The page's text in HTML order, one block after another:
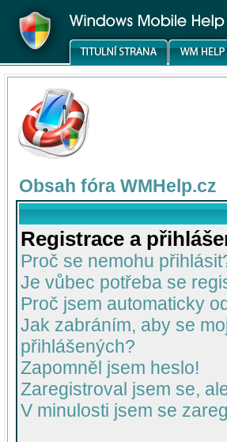
Obsah fóra WMHelp.cz
Registrace a
Proč se nemohu
Je vůbec potřeba se
Proč jsem automaticky
Jak zabráním, aby se
přihlášených?
Zapomněl jsem heslo!
Zaregistroval jsem se,
V minulosti jsem se